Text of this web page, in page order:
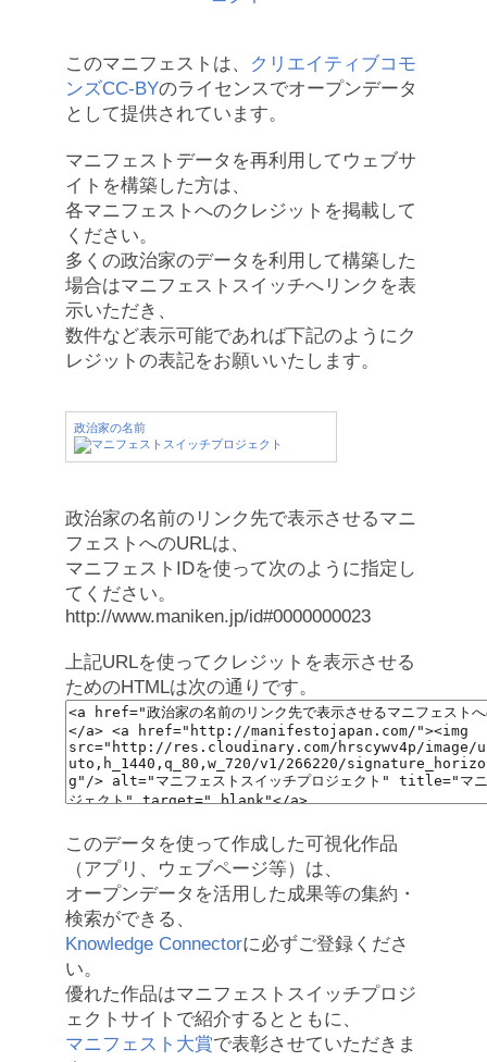
このマニフェストは、
クリエイティブコモ
ンズCC-BYのライセンスでオープンデータ
として提供されています。
マニフェストデータを再利用してウェブサ
イトを構築した方は、
各マニフェストへのクレジットを掲載して
ください。
多くの政治家のデータを利用して構築した
場合はマニフェストスイッチへリンクを表
示いただき、
数件など表示可能であれば下記のようにク
レジットの表記をお願いいたします。
政治家の名前
政治家の名前のリンク先で表示させるマニ
フェストへのURLは、
マニフェストIDを使って次のように指定し
てください。
http://www.maniken.jp/id#0000000023
上記URLを使ってクレジットを表示させる
ためのHTMLは次の通りです。
このデータを使って作成した可視化作品
（アプリ、ウェブページ等）は、
オープンデータを活用した成果等の集約・
検索ができる、
Knowledge Connectorに必ずご登録くださ
い。
優れた作品はマニフェストスイッチプロジ
ェクトサイトで紹介するとともに、
マニフェスト大賞で表彰させていただきま